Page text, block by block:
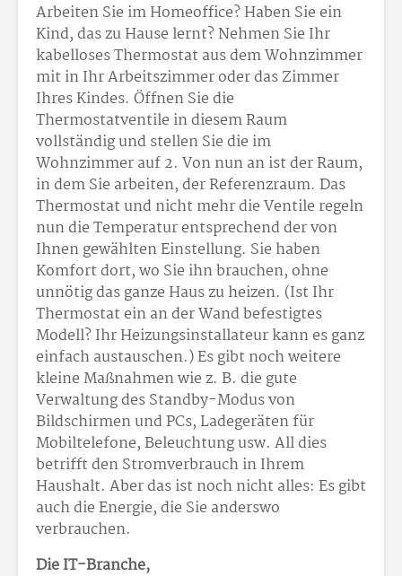
Arbeiten Sie im Homeoffice? Haben Sie ein
Kind, das zu Hause lernt? Nehmen Sie Ihr
kabelloses Thermostat aus dem Wohnzimmer
mit in Ihr Arbeitszimmer oder das Zimmer
Ihres Kindes. Öffnen Sie die
Thermostatventile in diesem Raum
vollständig und stellen Sie die im
Wohnzimmer auf 2. Von nun an ist der Raum,
in dem Sie arbeiten, der Referenzraum. Das
Thermostat und nicht mehr die Ventile regeln
nun die Temperatur entsprechend der von
Ihnen gewählten Einstellung. Sie haben
Komfort dort, wo Sie ihn brauchen, ohne
unnötig das ganze Haus zu heizen. (Ist Ihr
Thermostat ein an der Wand befestigtes
Modell? Ihr Heizungsinstallateur kann es ganz
einfach austauschen.) Es gibt noch weitere
kleine Maßnahmen wie z. B. die gute
Verwaltung des Standby-Modus von
Bildschirmen und PCs, Ladegeräten für
Mobiltelefone, Beleuchtung usw. All dies
betrifft den Stromverbrauch in Ihrem
Haushalt. Aber das ist noch nicht alles: Es gibt
auch die Energie, die Sie anderswo
verbrauchen.
Die IT-Branche,